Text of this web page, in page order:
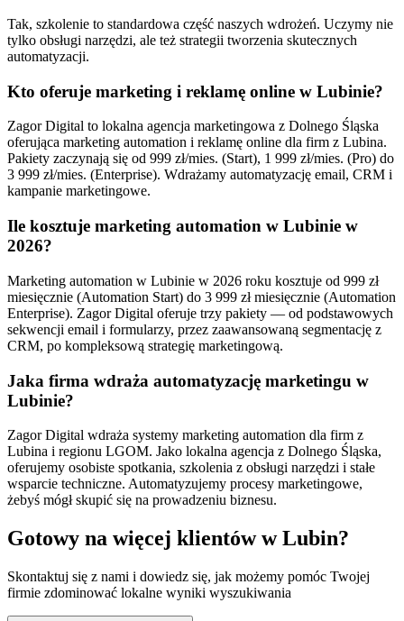
Tak, szkolenie to standardowa część naszych wdrożeń. Uczymy nie
tylko obsługi narzędzi, ale też strategii tworzenia skutecznych
automatyzacji.
Kto oferuje marketing i reklamę online w Lubinie?
Zagor Digital to lokalna agencja marketingowa z Dolnego Śląska
oferująca marketing automation i reklamę online dla firm z Lubina.
Pakiety zaczynają się od 999 zł/mies. (Start), 1 999 zł/mies. (Pro) do
3 999 zł/mies. (Enterprise). Wdrażamy automatyzację email, CRM i
kampanie marketingowe.
Ile kosztuje marketing automation w Lubinie w
2026?
Marketing automation w Lubinie w 2026 roku kosztuje od 999 zł
miesięcznie (Automation Start) do 3 999 zł miesięcznie (Automation
Enterprise). Zagor Digital oferuje trzy pakiety — od podstawowych
sekwencji email i formularzy, przez zaawansowaną segmentację z
CRM, po kompleksową strategię marketingową.
Jaka firma wdraża automatyzację marketingu w
Lubinie?
Zagor Digital wdraża systemy marketing automation dla firm z
Lubina i regionu LGOM. Jako lokalna agencja z Dolnego Śląska,
oferujemy osobiste spotkania, szkolenia z obsługi narzędzi i stałe
wsparcie techniczne. Automatyzujemy procesy marketingowe,
żebyś mógł skupić się na prowadzeniu biznesu.
Gotowy na więcej klientów wLubin?
Skontaktuj się z nami i dowiedz się, jak możemy pomóc Twojej
firmie zdominować lokalne wyniki wyszukiwania